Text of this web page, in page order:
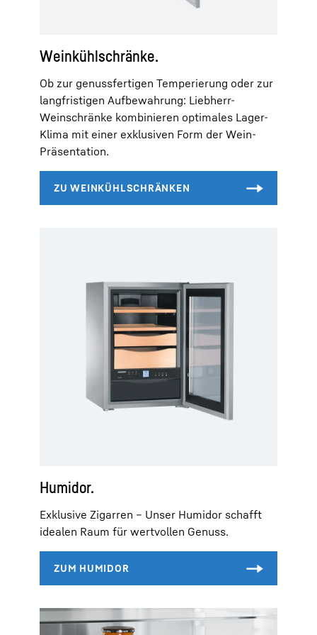
Weinkühlschränke.
Ob zur genussfertigen Temperierung oder zur
langfristigen Aufbewahrung: Liebherr-
Weinschränke kombinieren optimales Lager-
Klima mit einer exklusiven Form der Wein-
Präsentation.
Humidor.
Exklusive Zigarren – Unser Humidor schafft
idealen Raum für wertvollen Genuss.